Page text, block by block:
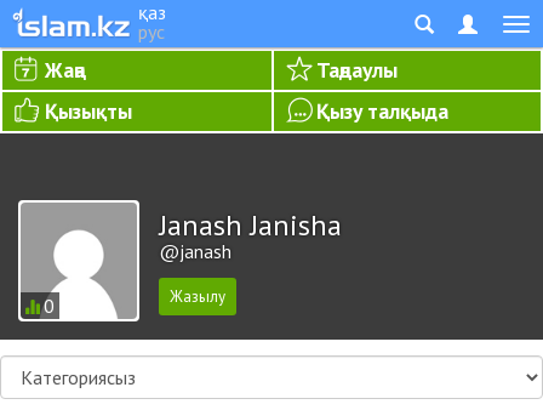
қаз
рус
Жаңа
Таңдаулы
Қызықты
Қызу талқыда
0
Janash Janisha
@janash